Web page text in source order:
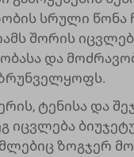
სრული წონა
შორის
და
ტენისა და
იცვლება
ზოგჯერ